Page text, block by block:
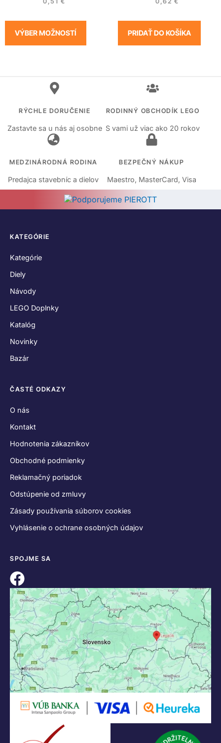
VÝBER MOŽNOSTÍ PRIDAŤ DO KOŠÍKA
RÝCHLE DORUČENIE
Zastavte sa u nás aj osobne
RODINNÝ OBCHODÍK LEGO
S vami už viac ako 20 rokov
MEDZINÁRODNÁ RODINA
Predajca stavebníc a dielov
BEZPEČNÝ NÁKUP
Maestro, MasterCard, Visa
KATEGÓRIE
Kategórie
Diely
Návody
LEGO Doplnky
Katalóg
Novinky
Bazár
ČASTÉ ODKAZY
O nás
Kontakt
Hodnotenia zákazníkov
Obchodné podmienky
Reklamačný poriadok
Odstúpenie od zmluvy
Zásady používania súborov cookies
Vyhlásenie o ochrane osobných údajov
SPOJME SA